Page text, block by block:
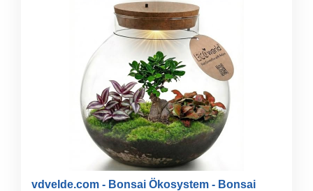
vdvelde.com - Bonsai Ökosystem - Bonsai